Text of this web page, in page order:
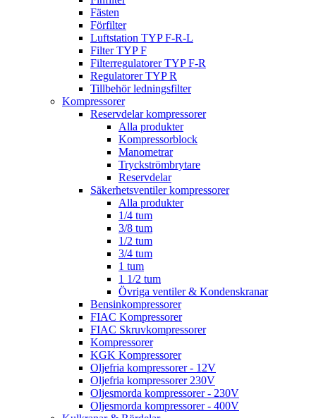
Fästen
Förfilter
Luftstation TYP F-R-L
Filter TYP F
Filterregulatorer TYP F-R
Regulatorer TYP R
Tillbehör ledningsfilter
Kompressorer
Reservdelar kompressorer
Alla produkter
Kompressorblock
Manometrar
Tryckströmbrytare
Reservdelar
Säkerhetsventiler kompressorer
Alla produkter
1/4 tum
3/8 tum
1/2 tum
3/4 tum
1 tum
1 1/2 tum
Övriga ventiler & Kondenskranar
Bensinkompressorer
FIAC Kompressorer
FIAC Skruvkompressorer
Kompressorer
KGK Kompressorer
Oljefria kompressorer - 12V
Oljefria kompressorer 230V
Oljesmorda kompressorer - 230V
Oljesmorda kompressorer - 400V